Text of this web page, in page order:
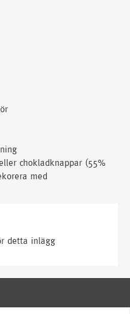
chokladknappar (55%
med
detta inlägg